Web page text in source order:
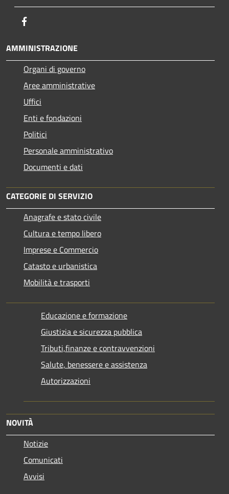
AMMINISTRAZIONE
Organi di governo
Aree amministrative
Uffici
Enti e fondazioni
Politici
Personale amministrativo
Documenti e dati
CATEGORIE DI SERVIZIO
Anagrafe e stato civile
Cultura e tempo libero
Imprese e Commercio
Catasto e urbanistica
Mobilità e trasporti
Educazione e formazione
Giustizia e sicurezza pubblica
Tributi,finanze e contravvenzioni
Salute, benessere e assistenza
Autorizzazioni
NOVITÀ
Notizie
Comunicati
Avvisi